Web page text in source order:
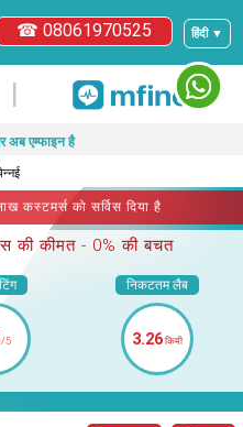
हिंदी ▼
☎ 08061970525
|
अब एम्फाइन है
कस्टमर्स को सर्विस दिया है
की कीमत - 0% की बचत
/5
निकटतम लैब
3.26किमी